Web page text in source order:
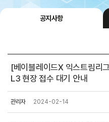
공지사항
[베이블레이드X 익스트림리
L3 현장 접수 대기 안내
관리자 2024-02-14